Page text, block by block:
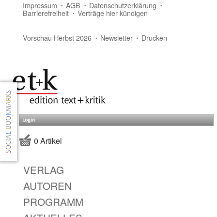
Impressum AGB Datenschutzerklärung
Barrierefreiheit Verträge hier kündigen
Vorschau Herbst 2026 Newsletter Drucken
Login
0 Artikel
VERLAG
AUTOREN
PROGRAMM